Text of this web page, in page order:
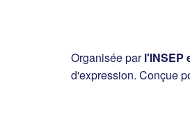
Organisée parl'INSEP
d'expression. Conçue